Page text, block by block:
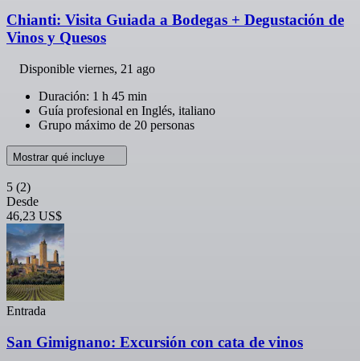
Chianti: Visita Guiada a Bodegas + Degustación de
Vinos y Quesos
Disponible viernes, 21 ago
Duración: 1 h 45 min
Guía profesional en Inglés, italiano
Grupo máximo de 20 personas
Mostrar qué incluye
5 (2)
Desde
46,23 US$
Entrada
San Gimignano: Excursión con cata de vinos